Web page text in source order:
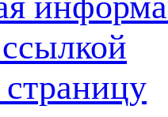
страницу